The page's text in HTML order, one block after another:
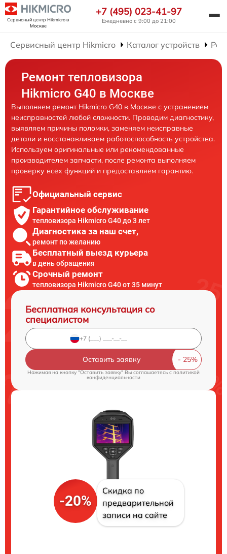
Сервисный центр Hikmicroв
Москве
+7 (495) 023-41-97
Ежедневно с 9:00 до 21:00
Сервисный центр Hikmicro Каталог устройств
Ремонт тепловизора
Hikmicro G40 в Москве
Выполняем ремонт Hikmicro G40 в Москве с устранением
неисправностей любой сложности. Проводим диагностику,
выявляем причины поломки, заменяем неисправные
детали и восстанавливаем работоспособность устройства.
Используем оригинальные или рекомендованные
производителем запчасти, после ремонта выполняем
проверку всех функций и предоставляем гарантию.
Официальный сервис
Гарантийное обслуживание
тепловизора Hikmicro G40 до 3 лет
Диагностика за наш счет,
ремонт по желанию
Бесплатный выезд курьера
в день обращения
Срочный ремонт
тепловизора Hikmicro G40 от 35 минут
Бесплатная консультация со
специалистом
Оставить заявку
Нажимая на кнопку "Оставить заявку" Вы соглашаетесь cполитикой
конфиденциальности
-20%
Скидка по
предварительной
записи на сайте